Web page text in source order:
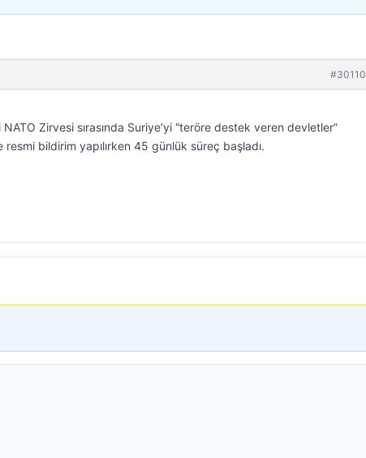
#30110
Zirvesi sırasında Suriye’yi “teröre destek veren devletler”
resmi bildirim yapılırken 45 günlük süreç başladı.